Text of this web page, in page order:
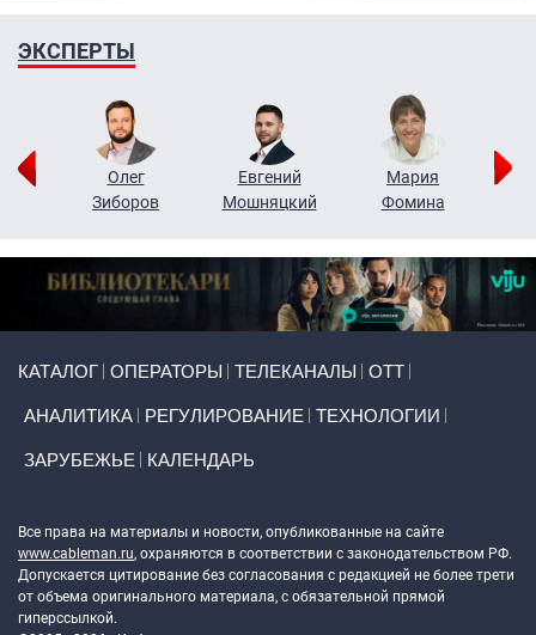
ЭКСПЕРТЫ
Олег
Зиборов
Евгений
Мошняцкий
Мария
Фомина
КАТАЛОГ ОПЕРАТОРЫ ТЕЛЕКАНАЛЫ ОТТ
АНАЛИТИКА РЕГУЛИРОВАНИЕ ТЕХНОЛОГИИ
ЗАРУБЕЖЬЕ КАЛЕНДАРЬ
Все права на материалы и новости, опубликованные на сайте
www.cableman.ru, охраняются в соответствии с законодательством РФ.
Допускается цитирование без согласования с редакцией не более трети
от объема оригинального материала, с обязательной прямой
гиперссылкой.